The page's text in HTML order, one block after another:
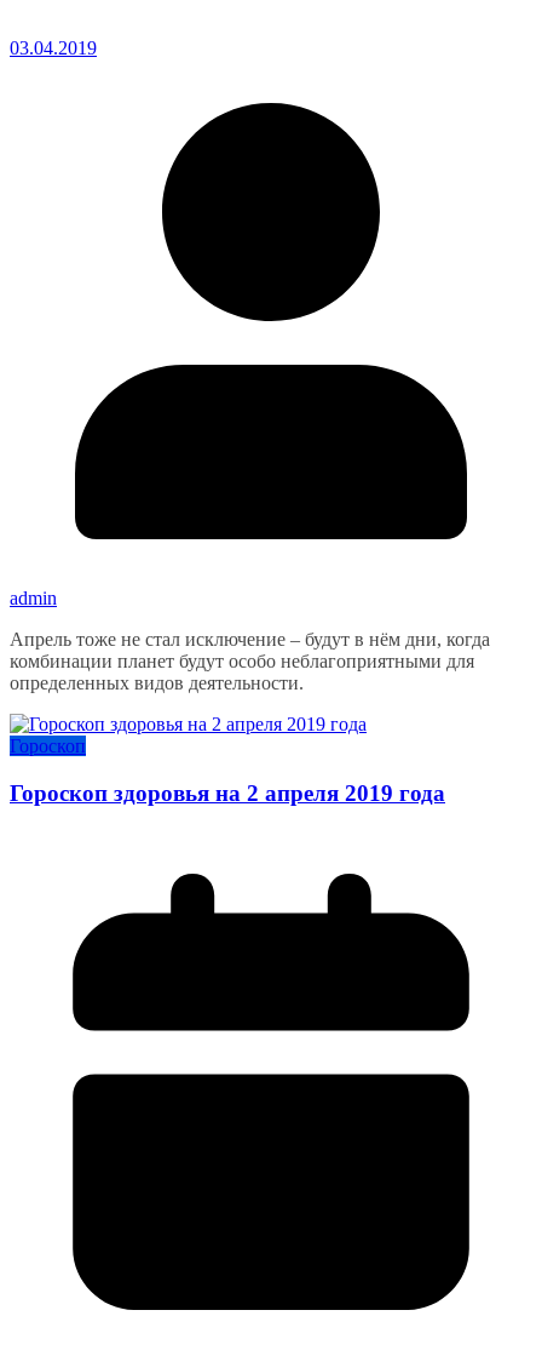
03.04.2019
admin
Апрель тоже не стал исключение – будут в нём дни, когда
комбинации планет будут особо неблагоприятными для
определенных видов деятельности.
Гороскоп
Гороскоп здоровья на 2 апреля 2019 года